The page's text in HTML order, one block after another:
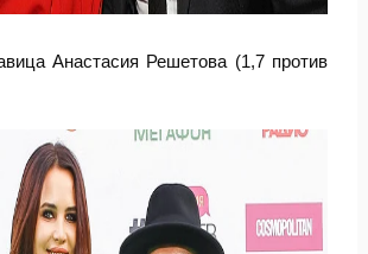
Анастасия Решетова (1,7 против